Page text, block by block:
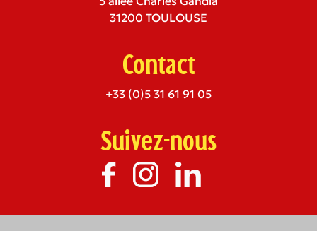
31200 TOULOUSE
Contact
+33 (0)5 31 61 91 05
Suivez-nous